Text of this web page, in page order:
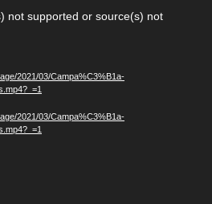
not supported or source(s) not
2021/03/Campa%C3%B1a-
2021/03/Campa%C3%B1a-